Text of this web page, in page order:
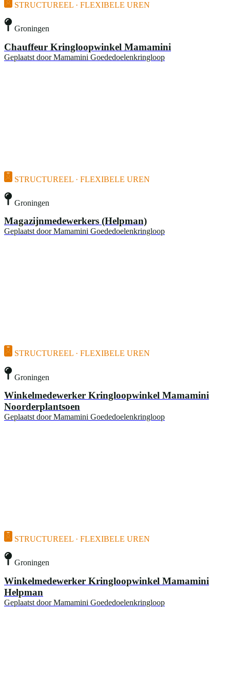
STRUCTUREEL · FLEXIBELE UREN
Groningen
Chauffeur Kringloopwinkel Mamamini
Geplaatst door Mamamini Goededoelenkringloop
STRUCTUREEL · FLEXIBELE UREN
Groningen
Magazijnmedewerkers (Helpman)
Geplaatst door Mamamini Goededoelenkringloop
STRUCTUREEL · FLEXIBELE UREN
Groningen
Winkelmedewerker Kringloopwinkel Mamamini
Noorderplantsoen
Geplaatst door Mamamini Goededoelenkringloop
STRUCTUREEL · FLEXIBELE UREN
Groningen
Winkelmedewerker Kringloopwinkel Mamamini
Helpman
Geplaatst door Mamamini Goededoelenkringloop